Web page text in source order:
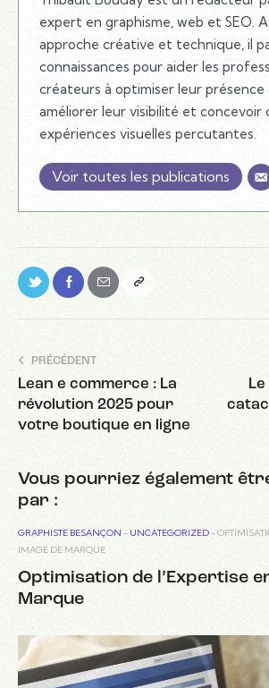
expert en graphisme, web et SEO.
approche créative et technique, il
connaissances pour aider les
créateurs à optimiser leur présence
améliorer leur visibilité et concevoir
expériences visuelles percutantes.
Voir toutes les publications
PRÉCÉDENT
Lean e commerce : La
révolution 2025 pour
votre boutique en ligne
Vous pourriez également
par :
GRAPHISTE BESANÇON - UNCATEGORIZED-
IMAGE DE MARQUE
Optimisation de l’Expertise
Marque